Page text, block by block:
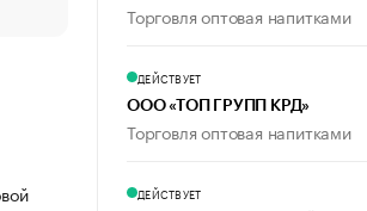
Торговля оптовая напитками
ДЕЙСТВУЕТ
ООО «ТОП ГРУПП КРД»
Торговля оптовая напитками
ДЕЙСТВУЕТ